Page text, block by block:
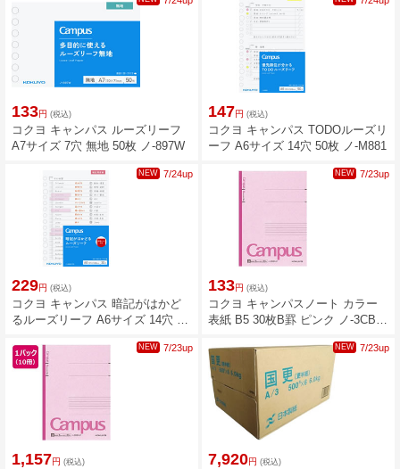
133円 (税込)
コクヨ キャンパス ルーズリーフ
A7サイズ 7穴 無地 50枚 ノ-897W
147円 (税込)
コクヨ キャンパス TODOルーズリ
ーフ A6サイズ 14穴 50枚 ノ-M881
NEW 7/24up
229円 (税込)
コクヨ キャンパス 暗記がはかど
るルーズリーフ A6サイズ 14穴 30
NEW 7/23up
133円 (税込)
コクヨ キャンパスノート カラー
表紙 B5 30枚B罫 ピンク ノ-3CBN-
NEW 7/23up
1,157円 (税込)
NEW 7/23up
7,920円 (税込)